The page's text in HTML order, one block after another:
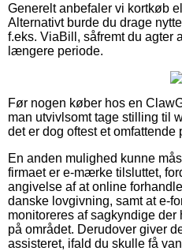
Generelt anbefaler vi kortkøb
Alternativt burde du drage
f.eks. ViaBill, såfremt du agter
længere periode.
Før nogen køber hos en
man utvivlsomt tage stilling til
det er dog oftest et omfattende
En anden mulighed kunne
firmaet er e-mærke tilsluttet,
angivelse af at online
danske lovgivning, samt at e-
monitoreres af sagkyndige
på området. Derudover giver
assisteret, ifald du skulle få